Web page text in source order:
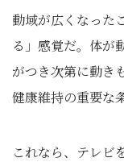
動域が広くなった
る」感覚だ。体が
がつき次第に動き
健康維持の重要な
これなら、テレビ